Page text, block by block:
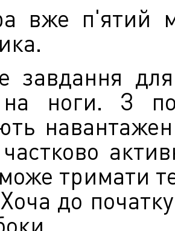
вже п'ятий
завдання
ноги. З
може тримати
до початку